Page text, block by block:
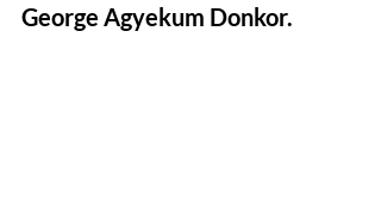
George Agyekum Donkor.